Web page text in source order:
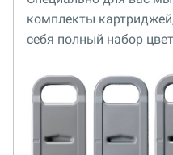
комплекты
себя полный набор